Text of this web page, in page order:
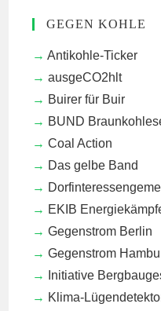
GEGEN KOHLE
Antikohle-Ticker
ausgeCO2hlt
Buirer für Buir
BUND
Coal Action
Das gelbe Band
EKIB
Gegenstrom Berlin
Gegenstrom
Initiative
Klima-